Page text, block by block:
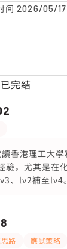
间2026/05/17
完结
香港理工大學
驗，尤其是在
、lv2補至lv4。
路 應試策略